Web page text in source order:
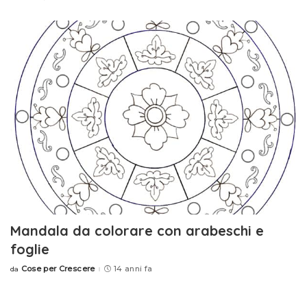
Mandala da colorare con arabeschi e
foglie
Posted
da Cose per Crescere 14 anni fa